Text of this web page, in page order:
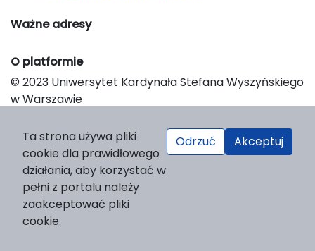
Ważne adresy
O platformie
© 2023 Uniwersytet Kardynała Stefana Wyszyńskiego
w Warszawie
Platform & Workflow by OJS/PKP
Ta strona używa pliki
cookie dla prawidłowego
działania, aby korzystać w
pełni z portalu należy
zaakceptować pliki
cookie.
Odrzuć Akceptuj